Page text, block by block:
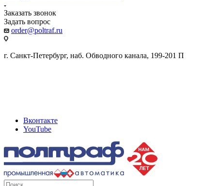
Заказать звонок
Задать вопрос
order@poltraf.ru
г. Санкт-Петербург, наб. Обводного канала, 199-201 П
Вконтакте
YouTube